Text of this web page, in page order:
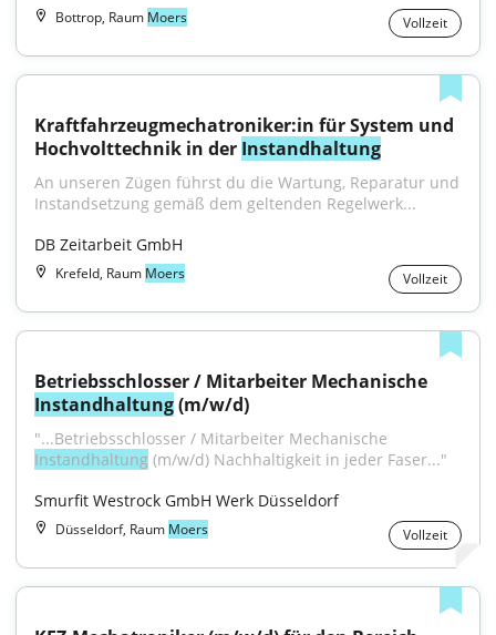
Bottrop, Raum Moers Vollzeit
Kraftfahrzeugmechatroniker:in für System und
Hochvolttechnik in der Instandhaltung
An unseren Zügen führst du die Wartung, Reparatur und
Instandsetzung gemäß dem geltenden Regelwerk...
DB Zeitarbeit GmbH
Krefeld, Raum Moers Vollzeit
Instandhaltung (m/w/d)
Instandhaltung (m/w/d) Nachhaltigkeit in jeder Faser..."
Smurfit Westrock GmbH Werk Düsseldorf
Düsseldorf, Raum Moers Vollzeit